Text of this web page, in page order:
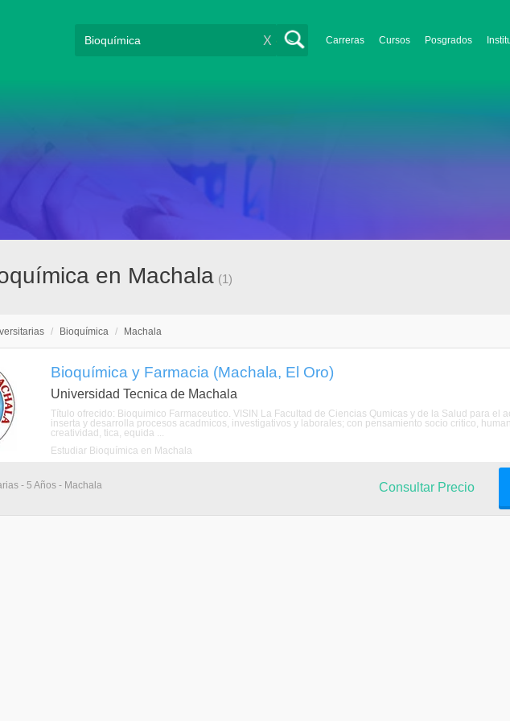
Carreras Cursos Posgrados
X
en Machala (1)
/ Bioquímica / Machala
Bioquímica y Farmacia (Machala, El Oro)
Universidad Tecnica de Machala
Título ofrecido: Bioquimico Farmaceutico. VISIN La Facultad de Ciencias Qumicas y de la Salud para el
inserta y desarrolla procesos acadmicos, investigativos y laborales; con pensamiento socio critico,
creatividad, tica, equida ...
Estudiar Bioquímica en Machala
- 5 Años - Machala Consultar Precio